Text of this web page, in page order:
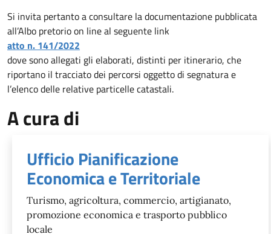
Si invita pertantoaconsultare la documentazione pubblicata
all’Albo pretorio on line al seguente link
atto n. 141/2022
dove sono allegati gli elaborati, distinti per itinerario, che
riportano il tracciato dei percorsi oggetto di segnatura e
l’elenco delle relative particelle catastali.
A cura di
Ufficio Pianificazione
Economica e Territoriale
Turismo, agricoltura, commercio, artigianato,
promozione economica e trasporto pubblico
locale